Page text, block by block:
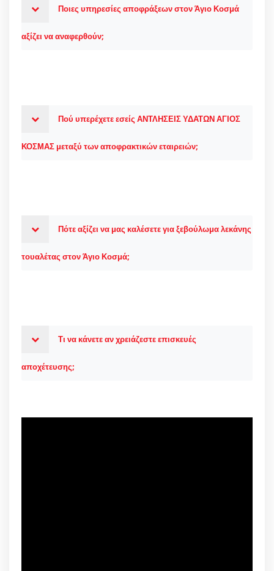
Ποιες υπηρεσίες αποφράξεων στον Άγιο Κοσμά
αξίζει να αναφερθούν;
Πού υπερέχετε εσείς ΑΝΤΛΗΣΕΙΣ ΥΔΑΤΩΝ ΑΓΙΟΣ
ΚΟΣΜΑΣ μεταξύ των αποφρακτικών εταιρειών;
Πότε αξίζει να μας καλέσετε για ξεβούλωμα λεκάνης
τουαλέτας στον Άγιο Κοσμά;
Τι να κάνετε αν χρειάζεστε επισκευές
αποχέτευσης;